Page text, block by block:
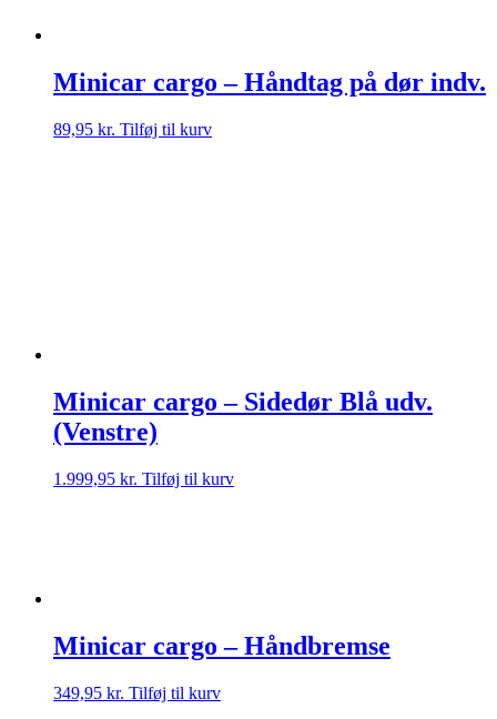
Minicar cargo – Håndtag på dør indv.
89,95 kr. Tilføj til kurv
Minicar cargo – Sidedør Blå udv.
(Venstre)
1.999,95 kr. Tilføj til kurv
Minicar cargo – Håndbremse
349,95 kr. Tilføj til kurv